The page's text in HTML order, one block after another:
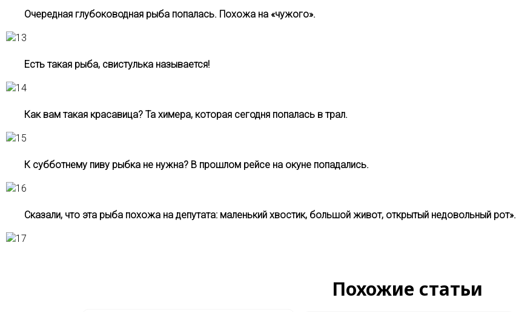
Очередная глубоководная рыба попалась. Похожа на «чужого».
Есть такая рыба, свистулька называется!
Как вам такая красавица? Та химера, которая сегодня попалась в трал.
К субботнему пиву рыбка не нужна? В прошлом рейсе на окуне попадались.
Сказали, что эта рыба похожа на депутата: маленький хвостик, большой живот, открытый недовольный рот».
Похожие статьи